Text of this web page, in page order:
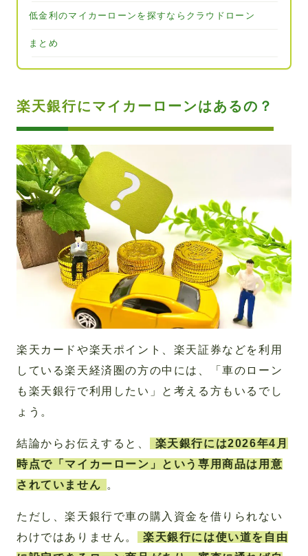
低金利のマイカーローンを探すならクラウドローン
まとめ
楽天銀行にマイカーローンはあるの？
楽天カードや楽天ポイント、楽天証券などを利用
している楽天経済圏の方の中には、「車のローン
も楽天銀行で利用したい」と考える方もいるでし
ょう。
結論からお伝えすると、
楽天銀行には2026年4月
時点で「マイカーローン」という専用商品は用意
されていません
。
ただし、楽天銀行で車の購入資金を借りられない
わけではありません。
楽天銀行には使い道を自由